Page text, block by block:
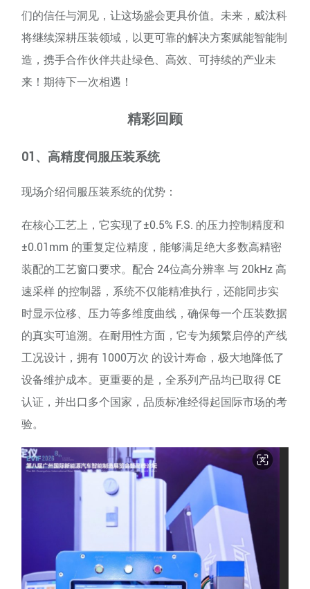
们的信任与洞见，让这场盛会更具价值。未来，威汰科
将继续深耕压装领域，以更可靠的解决方案赋能智能制
造，携手合作伙伴共赴绿色、高效、可持续的产业未
来！期待下一次相遇！
精彩回顾
01、高精度伺服压装系统
现场介绍伺服压装系统的优势：
在核心工艺上，它实现了±0.5% F.S. 的压力控制精度和
±0.01mm 的重复定位精度，能够满足绝大多数高精密
装配的工艺窗口要求。配合 24位高分辨率 与 20kHz 高
速采样 的控制器，系统不仅能精准执行，还能同步实
时显示位移、压力等多维度曲线，确保每一个压装数据
的真实可追溯。在耐用性方面，它专为频繁启停的产线
工况设计，拥有 1000万次 的设计寿命，极大地降低了
设备维护成本。更重要的是，全系列产品均已取得 CE
认证，并出口多个国家，品质标准经得起国际市场的考
验。